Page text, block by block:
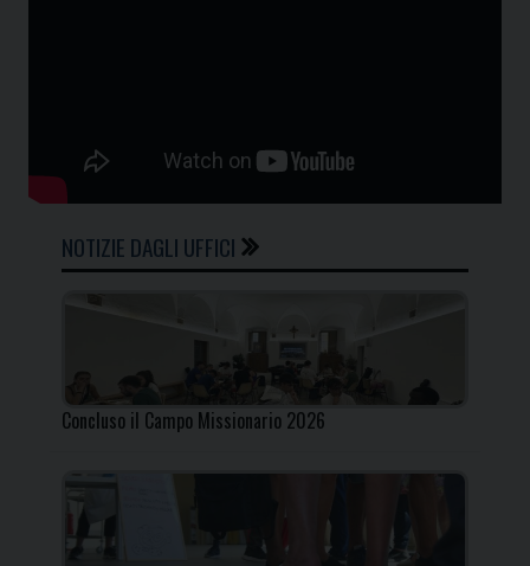
NOTIZIE DAGLI UFFICI
Concluso il Campo Missionario 2026